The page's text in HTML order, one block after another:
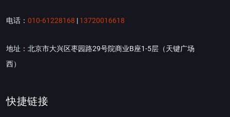
电话： 010-61228168 | 13720016618
地址：北京市大兴区枣园路29号院商业B座1-5层（天键广场
西）
快捷链接